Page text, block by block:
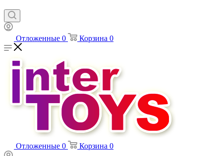
Отложенные 0 Корзина 0
Отложенные 0 Корзина 0